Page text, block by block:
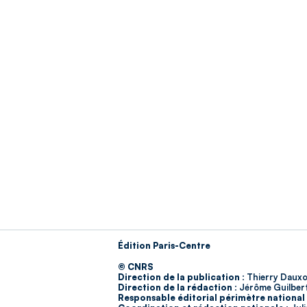
Édition Paris-Centre
© CNRS
Direction de la publication : Thierry
Direction de la rédaction : Jérôme
Responsable éditorial périmètre national